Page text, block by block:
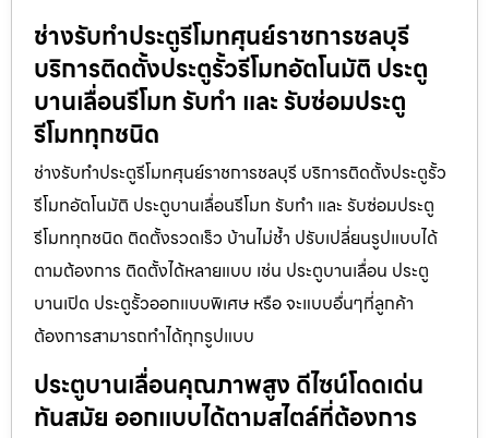
ช่างรับทำประตูรีโมทศุนย์ราชการชลบุรี
บริการติดตั้งประตูรั้วรีโมทอัตโนมัติ ประตู
บานเลื่อนรีโมท รับทำ และ รับซ่อมประตู
รีโมททุกชนิด
ช่างรับทำประตูรีโมทศุนย์ราชการชลบุรี บริการติดตั้งประตูรั้ว
รีโมทอัตโนมัติ ประตูบานเลื่อนรีโมท รับทำ และ รับซ่อมประตู
รีโมททุกชนิด ติดตั้งรวดเร็ว บ้านไม่ช้ำ ปรับเปลี่ยนรูปแบบได้
ตามต้องการ ติดตั้งได้หลายแบบ เช่น ประตูบานเลื่อน ประตู
บานเปิด ประตูรั้วออกแบบพิเศษ หรือ จะแบบอื่นๆที่ลูกค้า
ต้องการสามารถทำได้ทุกรูปแบบ
ประตูบานเลื่อนคุณภาพสูง ดีไซน์โดดเด่น
ทันสมัย ออกแบบได้ตามสไตล์ที่ต้องการ